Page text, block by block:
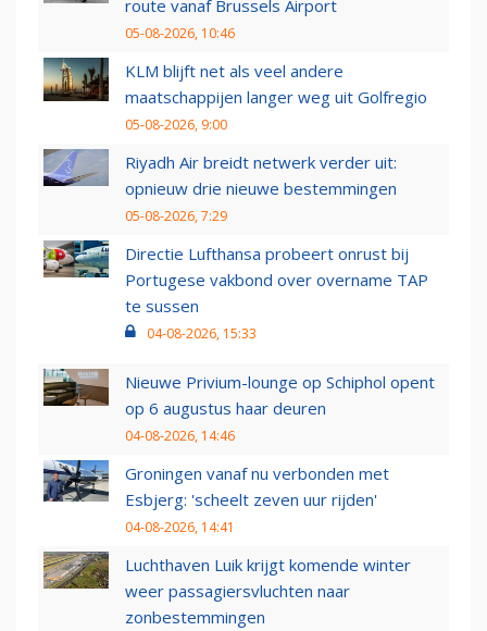
route vanaf Brussels Airport
05-08-2026, 10:46
KLM blijft net als veel andere
maatschappijen langer weg uit Golfregio
05-08-2026, 9:00
Riyadh Air breidt netwerk verder uit:
opnieuw drie nieuwe bestemmingen
05-08-2026, 7:29
Directie Lufthansa probeert onrust bij
Portugese vakbond over overname TAP
te sussen
04-08-2026, 15:33
Nieuwe Privium-lounge op Schiphol opent
op 6 augustus haar deuren
04-08-2026, 14:46
Groningen vanaf nu verbonden met
Esbjerg: 'scheelt zeven uur rijden'
04-08-2026, 14:41
Luchthaven Luik krijgt komende winter
weer passagiersvluchten naar
zonbestemmingen